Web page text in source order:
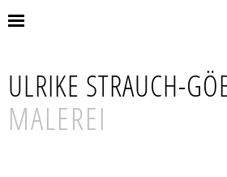
ULRIKE STRAUCH-
MALEREI